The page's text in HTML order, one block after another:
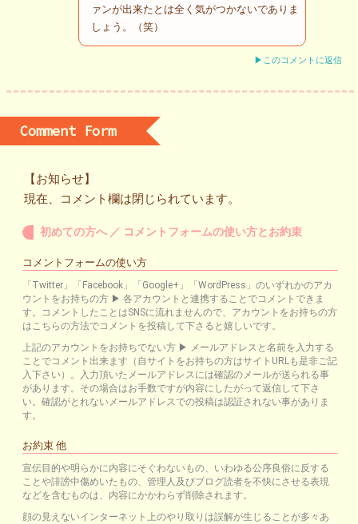
ァンが出来たとは全く気がつかないでありま
しょう。（笑）
▶このコメントに返信
Comment Form
【お知らせ】
現在、コメント欄は閉じられています。
初めての方へ ／ コメントフォームの使い方とお約束
コメントフォームの使い方
「Twitter」「Facebook」「Google+」「WordPress」のいずれかのアカ
ウントをお持ちの方 ▶ 各アカウントと連携することでコメントできま
す。コメントしたことはSNSに流れませんので、アカウントをお持ちの方
はこちらの方法でコメントを投稿して下さると嬉しいです。
上記のアカウントをお持ちでない方 ▶ メールアドレスと名前を入力する
ことでコメント出来ます（自サイトをお持ちの方はサイトURLも是非ご記
入下さい）。入力頂いたメールアドレスには確認のメールが送られる事
があります。その場合はお手数ですが内容にしたがって返信して下さ
い。確認がとれないメールアドレスでの投稿は認証されない事がありま
す。
お約束 他
宣伝目的や明らかに内容にそぐわないもの、いわゆる公序良俗に反する
ことや誹謗中傷めいたもの、管理人及びブログ読者を不快にさせる表現
などを含むものは、内容にかかわらず削除されます。
顔の見えないインターネット上のやり取りは誤解が生じることが多々あ